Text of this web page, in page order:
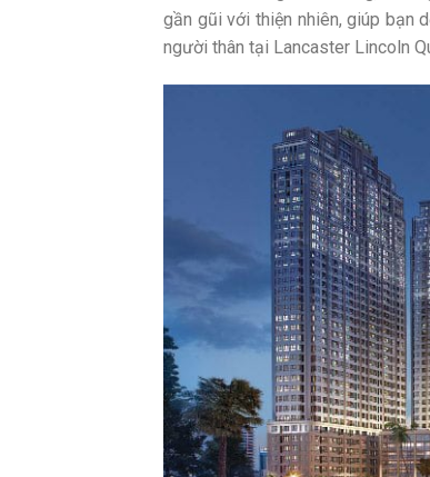
gần gũi với thiện nhiên, giúp bạn
người thân tại Lancaster Lincoln